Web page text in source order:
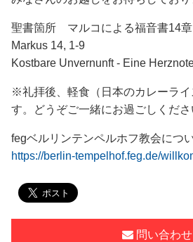
聖書箇所 マルコによる福音書14章
Markus 14, 1-9
Kostbare Unvernunft - Eine
※礼拝後、軽食（日本のカレーライ
す。どうぞご一緒にお過ごしくださ
fegベルリンテンペルホフ教会につ
https://berlin-tempelhof.feg.de/
問い合わせ